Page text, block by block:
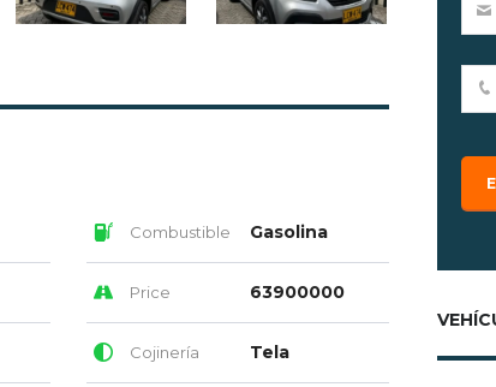
Combustible Gasolina
Price 63900000
Cojinería Tela